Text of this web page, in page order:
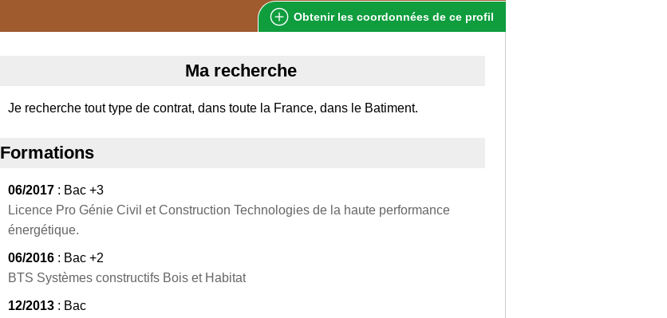
Obtenir les coordonnées de ce profil
Ma recherche
Je recherche tout type de contrat, dans toute la France, dans le Batiment.
Formations
06/2017 : Bac +3
Licence Pro Génie Civil et Construction Technologies de la haute performance
énergétique.
06/2016 : Bac +2
BTS Systèmes constructifs Bois et Habitat
12/2013 : Bac